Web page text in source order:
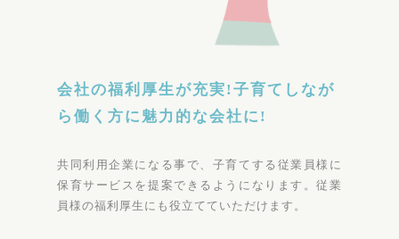
会社の福利厚生が充実!子育てしなが
ら働く方に魅力的な会社に!
共同利用企業になる事で、子育てする従業員様に
保育サービスを提案できるようになります。従業
員様の福利厚生にも役立てていただけます。